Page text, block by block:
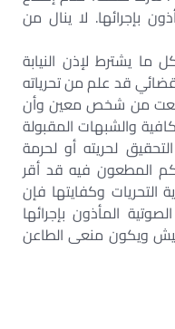
بإجرائها. لا ينال من
ما يشترط لإذن النيابة
قد علم من تحرياته
وقعت من شخص معين وأن
والشبهات المقبولة
لحريته أو لحرمة
المطعون فيه قد أقر
التحريات وكفايتها فإن
المأذون بإجرائها
ويكون منعى الطاعن